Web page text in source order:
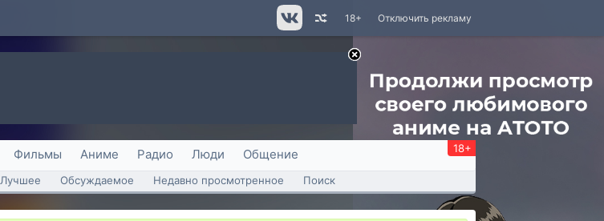
Отключить рекламу
18+
Фильмы Аниме Радио Люди Общение 18+
Лучшее Обсуждаемое Недавно просмотренное Поиск